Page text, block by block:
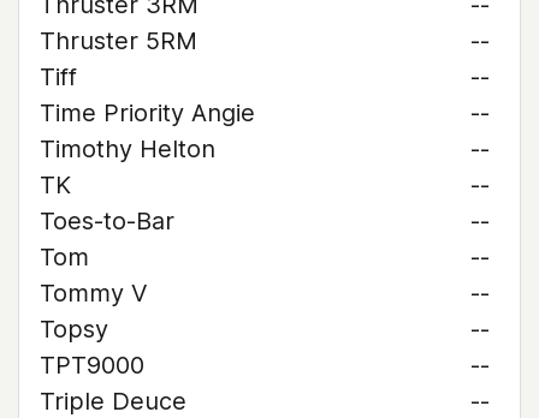
Thruster 5RM
--
Tiff
--
Time Priority Angie
--
Timothy Helton
--
TK
--
Toes-to-Bar
--
Tom
--
Tommy V
--
Topsy
--
TPT9000
--
Triple Deuce
--